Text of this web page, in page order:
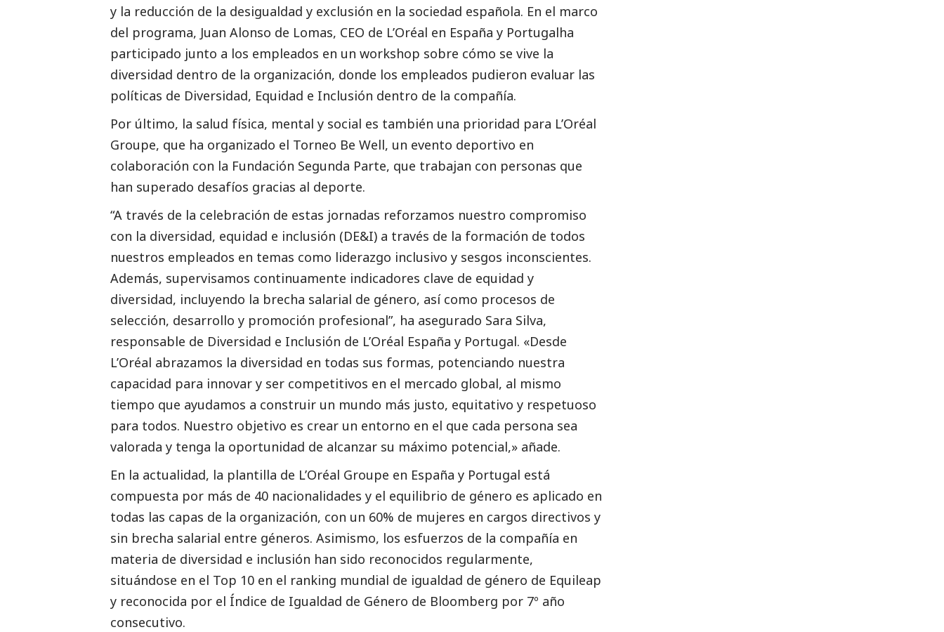
y la reducción de la desigualdad y exclusión en la sociedad española. En el marco
del programa, Juan Alonso de Lomas, CEO de L’Oréal en España y Portugalha
participado junto a los empleados en un workshop sobre cómo se vive la
diversidad dentro de la organización, donde los empleados pudieron evaluar las
políticas de Diversidad, Equidad e Inclusión dentro de la compañía.
Por último, la salud física, mental y social es también una prioridad para L’Oréal
Groupe, que ha organizado el Torneo Be Well, un evento deportivo en
colaboración con la Fundación Segunda Parte, que trabajan con personas que
han superado desafíos gracias al deporte.
“A través de la celebración de estas jornadas reforzamos nuestro compromiso
con la diversidad, equidad e inclusión (DE&I) a través de la formación de todos
nuestros empleados en temas como liderazgo inclusivo y sesgos inconscientes.
Además, supervisamos continuamente indicadores clave de equidad y
diversidad, incluyendo la brecha salarial de género, así como procesos de
selección, desarrollo y promoción profesional”, ha asegurado Sara Silva,
responsable de Diversidad e Inclusión de L’Oréal España y Portugal. «Desde
L’Oréal abrazamos la diversidad en todas sus formas, potenciando nuestra
capacidad para innovar y ser competitivos en el mercado global, al mismo
tiempo que ayudamos a construir un mundo más justo, equitativo y respetuoso
para todos. Nuestro objetivo es crear un entorno en el que cada persona sea
valorada y tenga la oportunidad de alcanzar su máximo potencial,» añade.
En la actualidad, la plantilla de L’Oréal Groupe en España y Portugal está
compuesta por más de 40 nacionalidades y el equilibrio de género es aplicado en
todas las capas de la organización, con un 60% de mujeres en cargos directivos y
sin brecha salarial entre géneros. Asimismo, los esfuerzos de la compañía en
materia de diversidad e inclusión han sido reconocidos regularmente,
situándose en el Top 10 en el ranking mundial de igualdad de género de Equileap
y reconocida por el Índice de Igualdad de Género de Bloomberg por 7º año
consecutivo.